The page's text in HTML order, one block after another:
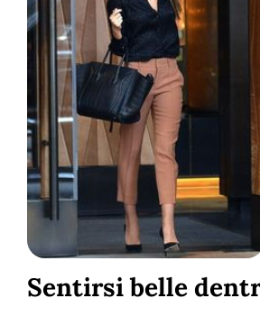
Sentirsi belle